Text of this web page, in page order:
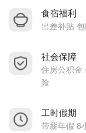
新，精益卓越”的
正在以科技创新为
质的产品和服务
公司总经理携全体
毕业生的加盟！
食宿福利
出差补贴
社会保障
住房公积金
险
工时假期
带薪年假 8